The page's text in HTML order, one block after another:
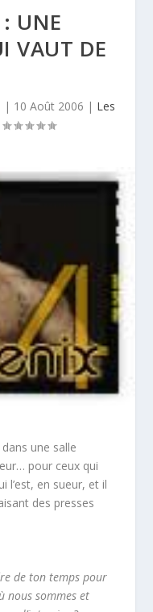
UNE
VAUT DE
| 10 Août 2006 | Les
une salle
pour ceux qui
l’est, en sueur, et il
des presses
de ton temps pour
nous sommes et